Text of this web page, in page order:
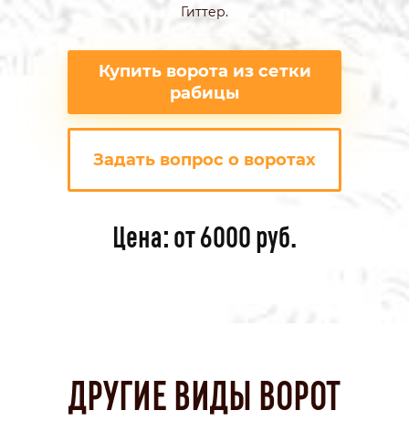
Гиттер.
Купить ворота из сетки
рабицы
Задать вопрос о воротах
Цена: от 6000 руб.
ДРУГИЕ ВИДЫ ВОРОТ